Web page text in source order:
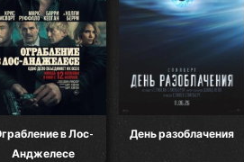
в Лос-
День разоблачения